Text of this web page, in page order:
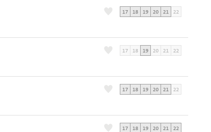
17 18 19 20 21 22
17 18 19 20 21 22
17 18 19 20 21 22
17 18 19 20 21 22